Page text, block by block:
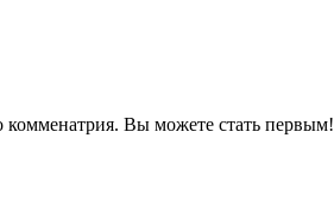
комменатрия. Вы можете стать первым!